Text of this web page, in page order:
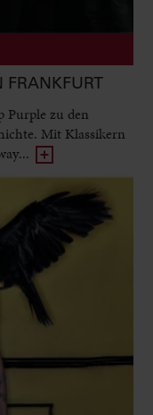
FRANKFURT
Purple zu den
Mit Klassikern